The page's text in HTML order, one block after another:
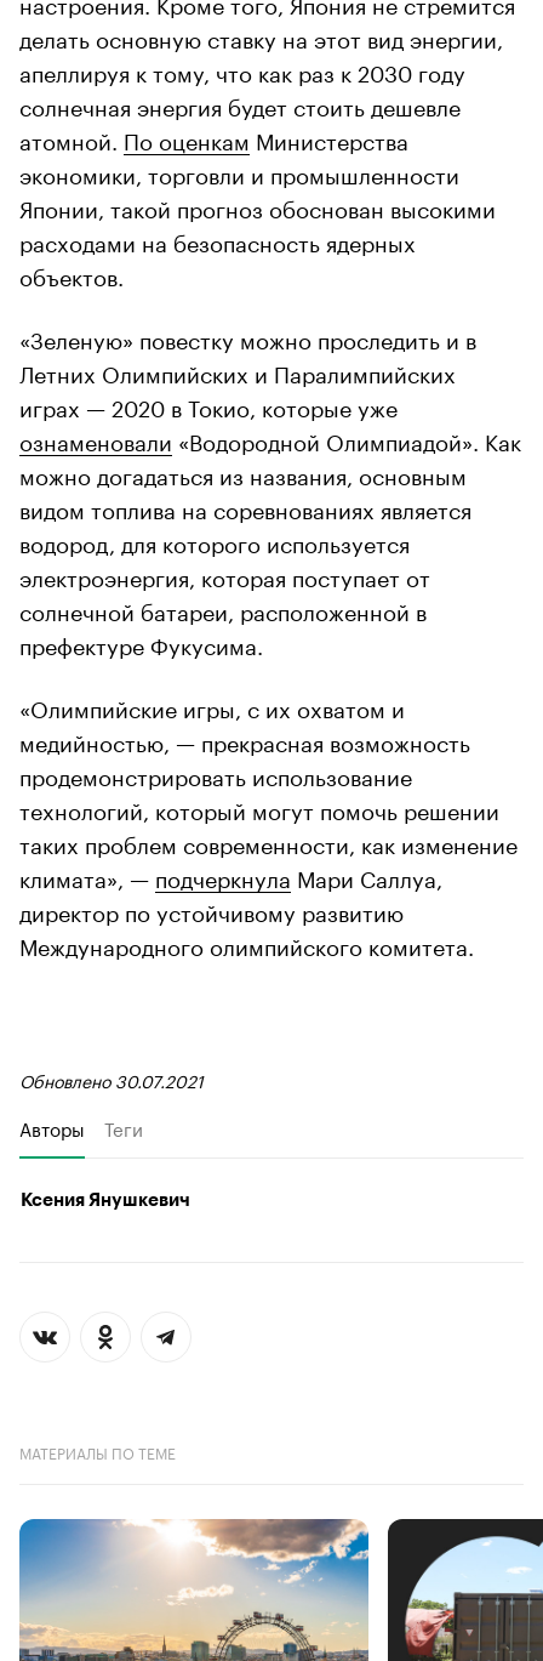
делать основную ставку на этот вид энергии,
апеллируя к тому, что как раз к 2030 году
солнечная энергия будет стоить дешевле
атомной. По оценкам Министерства
экономики, торговли и промышленности
Японии, такой прогноз обоснован высокими
расходами на безопасность ядерных
объектов.
«Зеленую» повестку можно проследить и в
Летних Олимпийских и Паралимпийских
играх — 2020 в Токио, которые уже
ознаменовали «Водородной Олимпиадой». Как
можно догадаться из названия, основным
видом топлива на соревнованиях является
водород, для которого используется
электроэнергия, которая поступает от
солнечной батареи, расположенной в
префектуре Фукусима.
«Олимпийские игры, с их охватом и
медийностью, — прекрасная возможность
продемонстрировать использование
технологий, который могут помочь решении
таких проблем современности, как изменение
климата», — подчеркнула Мари Саллуа,
директор по устойчивому развитию
Международного олимпийского комитета.
Обновлено 30.07.2021
Авторы Теги
Ксения Янушкевич
МАТЕРИАЛЫ ПО ТЕМЕ